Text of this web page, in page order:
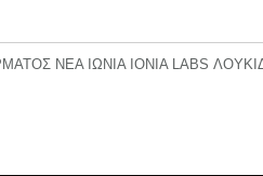
ΝΕΑ ΙΩΝΙΑ IONIA LABS